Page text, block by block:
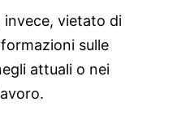
invece, vietato di
sulle
attuali o nei